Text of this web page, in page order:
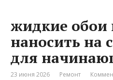
жидкие обои
наносить на
для
23 июня 2026 Ремонт